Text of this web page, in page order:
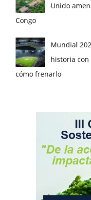
Unido
Congo
Mundial
historia con
cómo frenarlo